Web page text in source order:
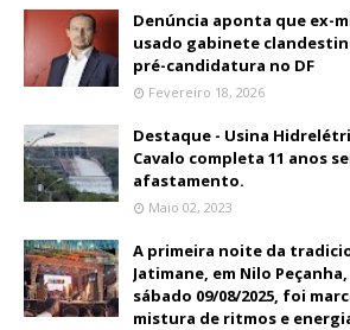
Denúncia aponta que ex-
usado gabinete
pré-candidatura no DF
Fevereiro 18, 2026
Destaque - Usina
Cavalo completa 11 anos
afastamento.
Maio 02, 2023
A primeira noite da
Jatimane, em Nilo
sábado 09/08/2025, foi
mistura de ritmos e